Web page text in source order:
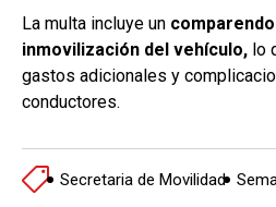
La multa incluye un
inmovilización del vehículo, lo
gastos adicionales y
conductores.
Secretaria de Movilidad